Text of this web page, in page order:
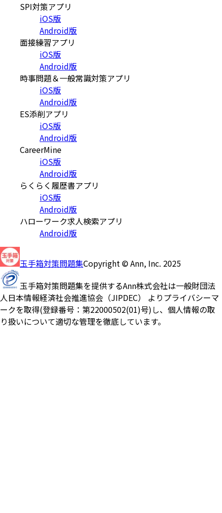
SPI対策アプリ
iOS版
Android版
面接練習アプリ
iOS版
Android版
時事問題＆一般常識対策アプリ
iOS版
Android版
ES添削アプリ
iOS版
Android版
CareerMine
iOS版
Android版
らくらく履歴書アプリ
iOS版
Android版
ハローワーク求人検索アプリ
Android版
玉手箱対策問題集Copyright © Ann, Inc. 2025
玉手箱対策問題集を提供するAnn株式会社は一般財団法
人日本情報経済社会推進協会（JIPDEC） よりプライバシーマ
ークを取得(登録番号：第22000502(01)号)し、個人情報の取
り扱いについて適切な管理を徹底しています。